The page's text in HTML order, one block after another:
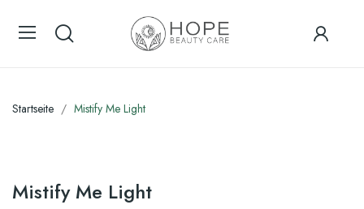
Startseite Mistify Me Light
Mistify Me Light